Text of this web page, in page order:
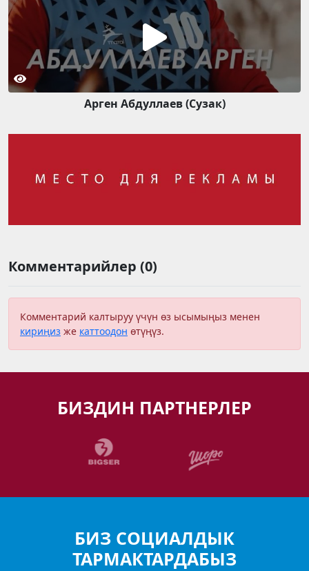
Арген Абдуллаев (Сузак)
Комментарийлер (0)
Комментарий калтыруу үчүн өз ысымыңыз менен
кириңиз же каттоодон өтүңүз.
БИЗДИН ПАРТНЕРЛЕР
БИЗ СОЦИАЛДЫК
ТАРМАКТАРДАБЫЗ